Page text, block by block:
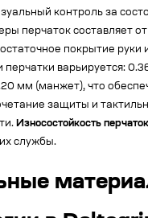
контроль за
перчаток составляет
покрытие руки
перчатки варьируется:
мм (манжет), что
защиты и
Износостойкость перчаток
службы.